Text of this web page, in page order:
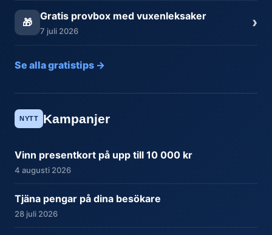
🎁
Gratis provbox med vuxenleksaker
7 juli 2026 ›
Se alla gratistips →
NYTT Kampanjer
Vinn presentkort på upp till 10 000 kr
4 augusti 2026
Tjäna pengar på dina besökare
28 juli 2026